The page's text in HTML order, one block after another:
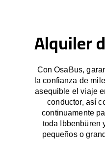
Alquiler
Con OsaBus,
la confianza de
asequible el viaje
conductor, así
continuamente
toda Ibbenbüren
pequeños o